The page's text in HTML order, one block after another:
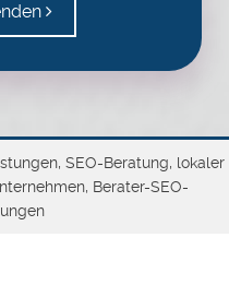
SEO-Beratung, lokaler
Berater-SEO-